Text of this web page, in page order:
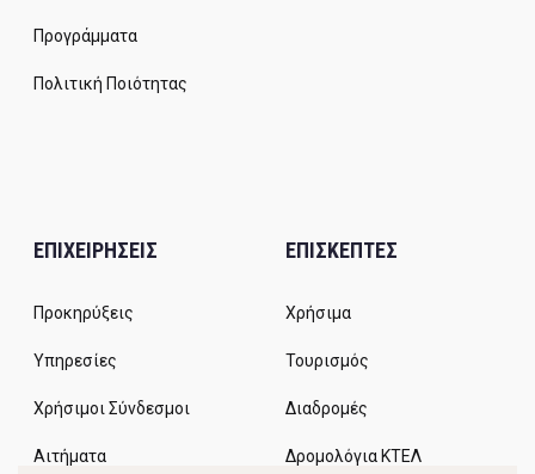
Προγράμματα
Πολιτική Ποιότητας
ΕΠΙΧΕΙΡΗΣΕΙΣ
Προκηρύξεις
Υπηρεσίες
Χρήσιμοι Σύνδεσμοι
Αιτήματα
ΕΠΙΣΚΕΠΤΕΣ
Χρήσιμα
Τουρισμός
Διαδρομές
Δρομολόγια ΚΤΕΛ